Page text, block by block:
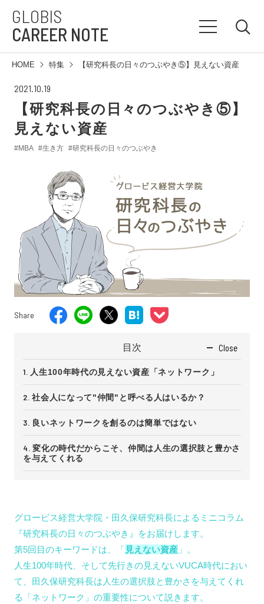
GLOBIS
CAREER NOTE
HOME 特集 【研究科長の日々のつぶやき⑤】見えない資産
2021.10.19
【研究科長の日々のつぶやき⑤】
見えない資産
#MBA #生き方 #研究科長の日々のつぶやき
Share
目次 Close
人生100年時代の見えない資産「ネットワーク」
社会人になって"仲間"と呼べる人はいるか？
良いネットワークを創るのは簡単ではない
変化の時代だからこそ、仲間は人生の選択肢と豊かさ
を与えてくれる
グロービス経営大学院・田久保研究科長によるミニコラム
『研究科長の日々のつぶやき』をお届けします。
第5回目のキーワードは、「 見えない資産 」。
人生100年時代、そして先行きの見えないVUCA時代におい
て、 田久保研究科長は 人生の選択肢と豊かさを与えてくれ
る「ネットワーク」の重要性について説きます。